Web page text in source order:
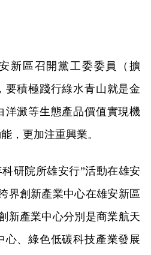
新區召開黨工委委員（擴
要積極踐行綠水青山就是金
洋澱等生態產品價值實現機
，更加注重興業。
科研院所雄安行”活動在雄安
界創新產業中心在雄安新區
新產業中心分別是商業航天
心、綠色低碳科技產業發展